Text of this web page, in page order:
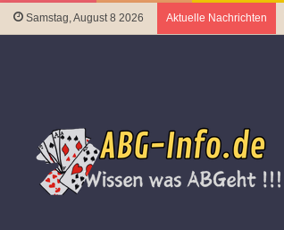
Samstag, August 8 2026 Aktuelle Nachrichten